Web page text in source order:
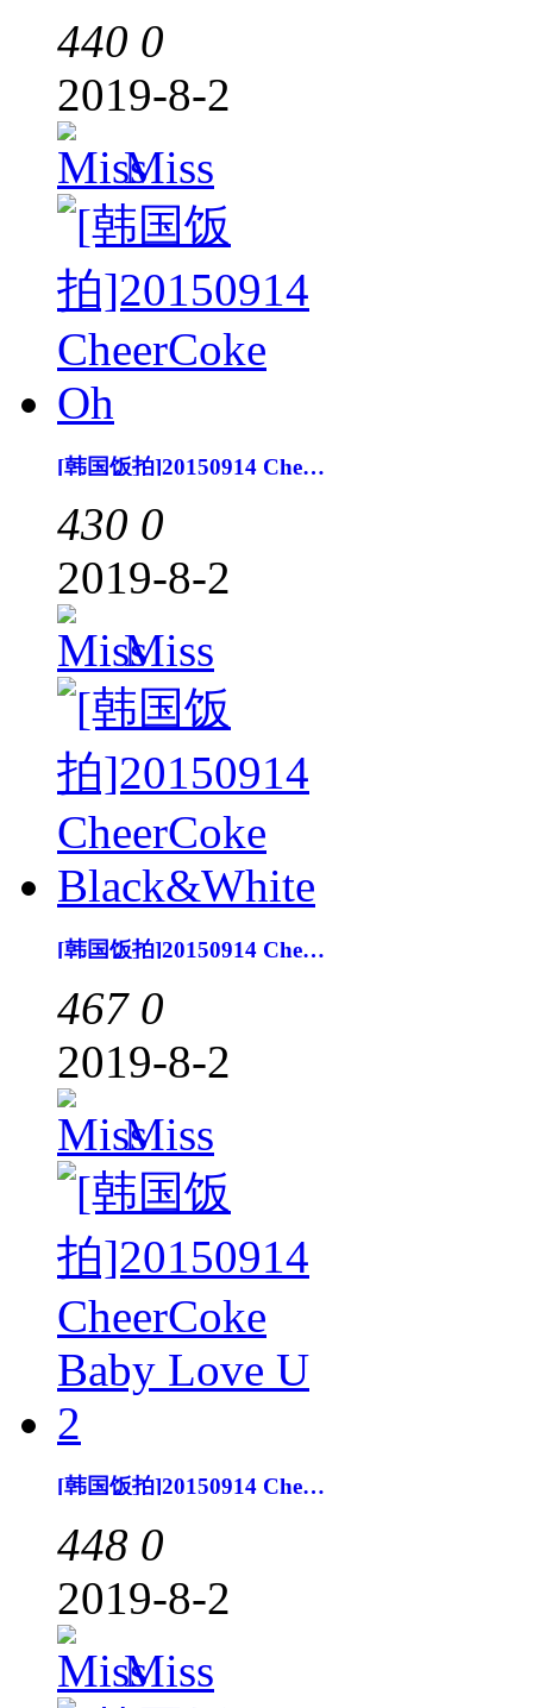
440 0
2019-8-2
Miss
[韩国饭拍]20150914 CheerCoke Oh
430 0
2019-8-2
Miss
[韩国饭拍]20150914 CheerCoke Black&White
467 0
2019-8-2
Miss
[韩国饭拍]20150914 CheerCoke Baby Love U 2
448 0
2019-8-2
Miss